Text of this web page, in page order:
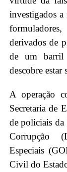
investigados
derivados de
de um barril
descobre estar
A operação
Secretaria de
de policiais da
Corrupção
Especiais
Civil do